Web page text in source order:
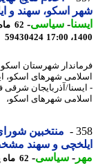
اسکو، سهند و
-سیاسی-
59430424
شهرستان اسکو
شهرهای اسکو،
آذربایجان شرقی
شهرهای اسکو،
منتخبین شورای
و سهند مشخص
-سیاسی-